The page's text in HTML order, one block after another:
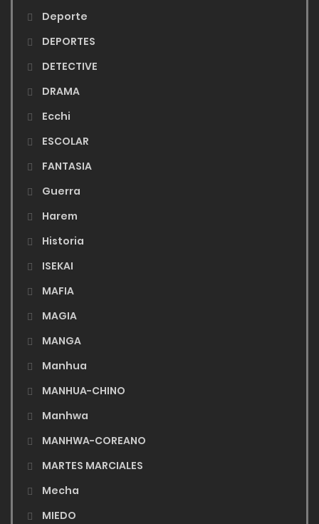
Deporte
DEPORTES
DETECTIVE
DRAMA
Ecchi
ESCOLAR
FANTASIA
Guerra
Harem
Historia
ISEKAI
MAFIA
MAGIA
MANGA
Manhua
MANHUA-CHINO
Manhwa
MANHWA-COREANO
MARTES MARCIALES
Mecha
MIEDO